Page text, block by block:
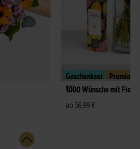
Geschenkset
Premium
1000 Wünsche mit Fleur
ab 56,99 €